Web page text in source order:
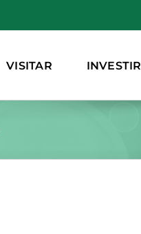
VISITAR INVESTIR